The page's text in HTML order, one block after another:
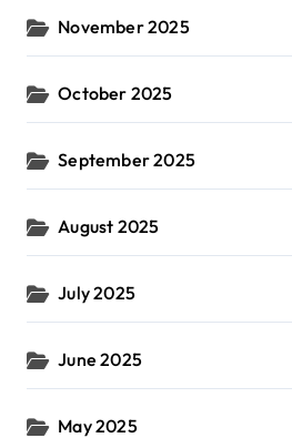
November 2025
October 2025
September 2025
August 2025
July 2025
June 2025
May 2025